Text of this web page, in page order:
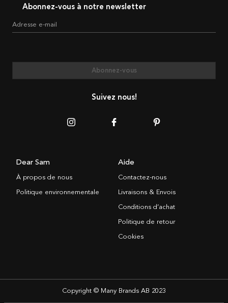
Abonnez-vous à notre newsletter
Adresse e-mail
Abonnez-vous
Suivez nous!
Dear Sam
À propos de nous
Politique environnementale
Aide
Contactez-nous
Livraisons & Envois
Conditions d’achat
Politique de retour
Cookies
Copyright © Many Brands AB 2023